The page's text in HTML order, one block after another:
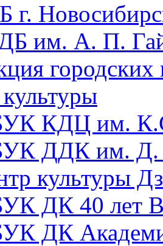
г.
им. А. П.
городских
КДЦ им.
ДДК им. Д.
культуры
ДК 40 лет
ДК